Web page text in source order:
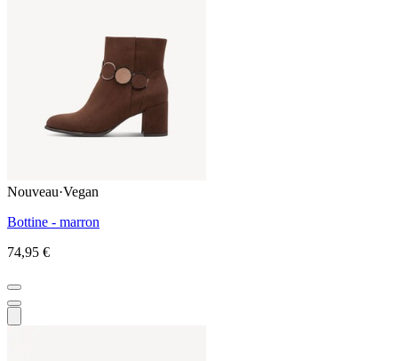
Nouveau·Vegan
Bottine - marron
74,95 €